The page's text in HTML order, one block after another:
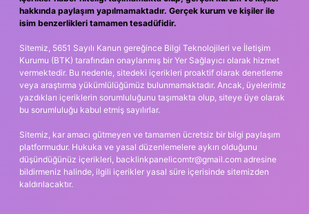
hakkında paylaşım yapılmamaktadır. Gerçek kurum ve kişiler ile
isim benzerlikleri tamamen tesadüfidir.
Sitemiz, 5651 Sayılı Kanun gereğince Bilgi Teknolojileri ve İletişim
Kurumu (BTK) tarafından onaylanmış bir Yer Sağlayıcı olarak hizmet
vermektedir. Bu nedenle, sitedeki içerikleri proaktif olarak denetleme
veya araştırma yükümlülüğümüz bulunmamaktadır. Ancak, üyelerimiz
yazdıkları içeriklerin sorumluluğunu taşımakta olup, siteye üye olarak
bu sorumluluğu kabul etmiş sayılırlar.
Sitemiz, kar amacı gütmeyen ve tamamen ücretsiz bir bilgi paylaşım
platformudur. Hukuka ve yasal düzenlemelere aykırı olduğunu
düşündüğünüz içerikleri, backlinkpanelicomtr@gmail.com adresine
bildirmeniz halinde, ilgili içerikler yasal süre içerisinde sitemizden
kaldırılacaktır.